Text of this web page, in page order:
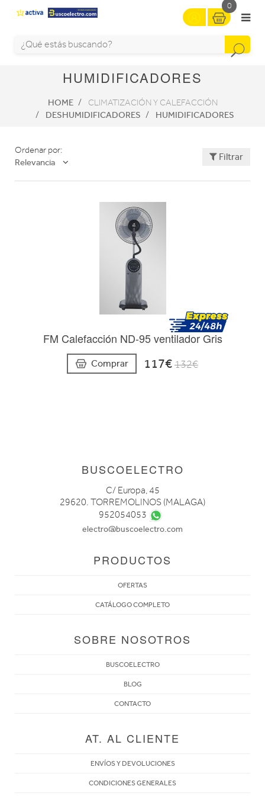
0
HUMIDIFICADORES
HOME CLIMATIZACIÓN Y CALEFACCIÓN
DESHUMIDIFICADORES HUMIDIFICADORES
Ordenar por:
Relevancia
Filtrar
FM Calefacción ND-95 ventilador Gris
Comprar 117€132€
BUSCOELECTRO
C/ Europa, 45
29620. TORREMOLINOS (MALAGA)
952054053
electro@buscoelectro.com
PRODUCTOS
OFERTAS
CATÁLOGO COMPLETO
SOBRE NOSOTROS
BUSCOELECTRO
BLOG
CONTACTO
AT. AL CLIENTE
ENVÍOS Y DEVOLUCIONES
CONDICIONES GENERALES